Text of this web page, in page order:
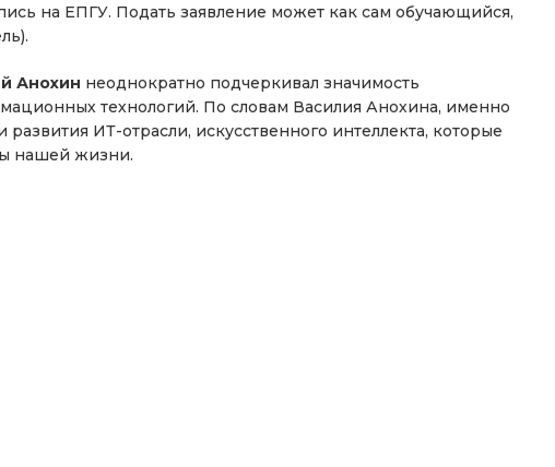
на ЕПГУ. Подать заявление может как сам обучающийся,
Анохин неоднократно подчеркивал значимость
технологий. По словам Василия Анохина, именно
ИТ-отрасли, искусственного интеллекта, которые
нашей жизни.